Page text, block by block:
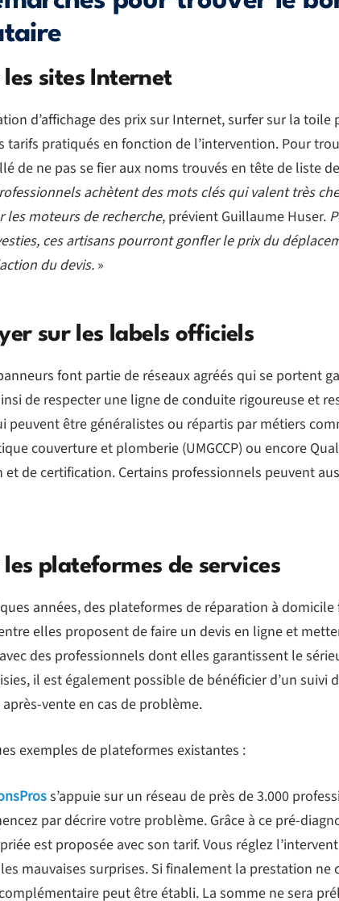
sites Internet
d’affichage des prix sur Internet, surfer sur la toile
tarifs pratiqués en fonction de l’intervention. Pour
de ne pas se fier aux noms trouvés en tête de liste
achètent des mots clés qui valent très
les moteurs de recherche, prévient Guillaume Huser.
ces artisans pourront gonfler le prix du
du devis. »
sur les labels officiels
font partie de réseaux agréés qui se portent
de respecter une ligne de conduite rigoureuse et
peuvent être généralistes ou répartis par métiers
couverture et plomberie (UMGCCP) ou encore
de certification. Certains professionnels peuvent
plateformes de services
années, des plateformes de réparation à
elles proposent de faire un devis en ligne et
des professionnels dont elles garantissent le
il est également possible de bénéficier d’un suivi
après-vente en cas de problème.
exemples de plateformes existantes :
s’appuie sur un réseau de près de 3.000
par décrire votre problème. Grâce à ce pré-
est proposée avec son tarif. Vous réglez
mauvaises surprises. Si finalement la prestation ne
peut être établi. La somme ne sera